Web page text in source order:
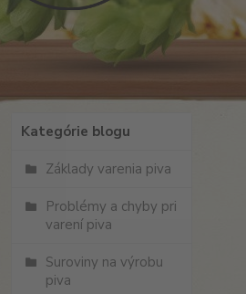
Kategórie blogu
Základy varenia piva
Problémy a chyby pri
varení piva
Suroviny na výrobu
piva